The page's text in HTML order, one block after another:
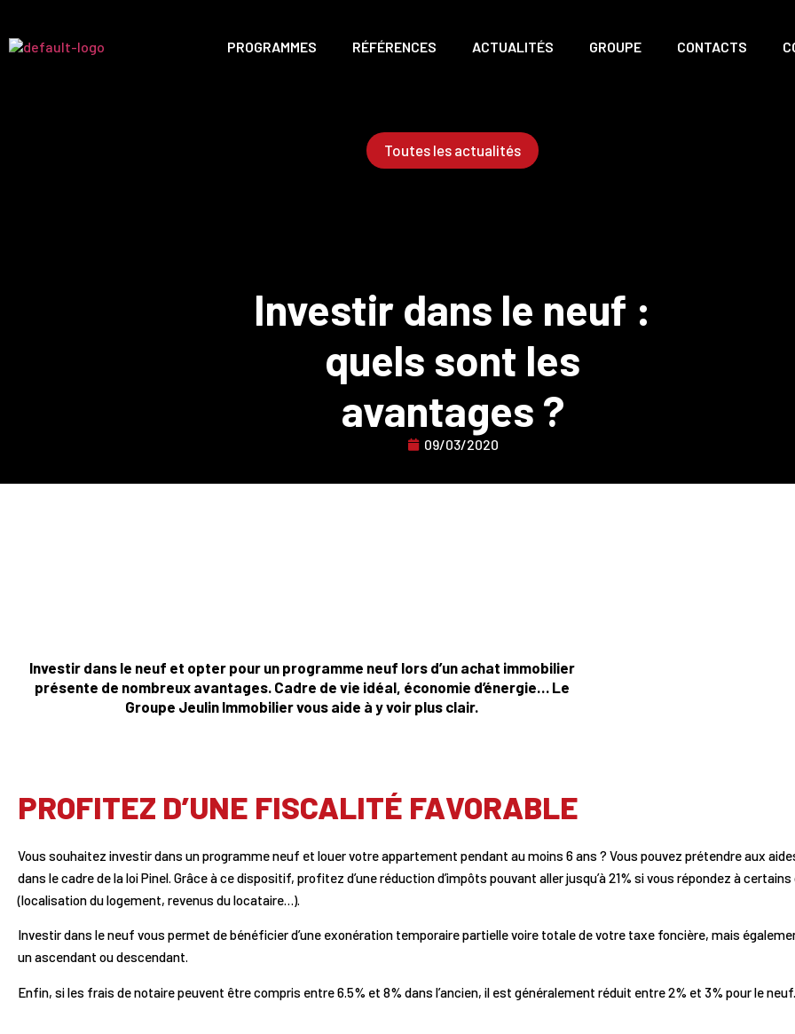
PROGRAMMES RÉFÉRENCES ACTUALITÉS GROUPE CONTACTS
Investir dans le neuf :
quels sont les
avantages ?
09/03/2020
Toutes les actualités
Investir dans le neuf et opter pour un programme neuf lors d’un achat immobilier
présente de nombreux avantages. Cadre de vie idéal, économie d’énergie… Le
Groupe Jeulin Immobilier vous aide à y voir plus clair.
PROFITEZ D’UNE FISCALITÉ FAVORABLE
Vous souhaitez investir dans un programme neuf et louer votre appartement pendant au moins 6 ans ? Vous pouvez prétendre aux
dans le cadre de la loi Pinel. Grâce à ce dispositif, profitez d’une réduction d’impôts pouvant aller jusqu’à 21% si vous répondez à
(localisation du logement, revenus du locataire…).
Investir dans le neuf vous permet de bénéficier d’une exonération temporaire partielle voire totale de votre taxe foncière, mais
un ascendant ou descendant.
Enfin, si les frais de notaire peuvent être compris entre 6.5% et 8% dans l’ancien, il est généralement réduit entre 2% et 3% pour le neuf.